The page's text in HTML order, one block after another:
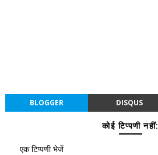
BLOGGER DISQUS
कोई टिप्पणी नहीं:
एक टिप्पणी भेजें